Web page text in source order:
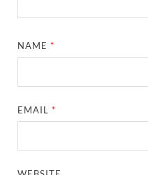
NAME*
EMAIL*